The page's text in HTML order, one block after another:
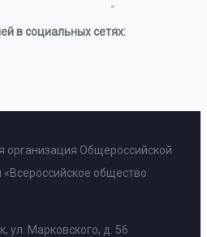
в социальных сетях:
организация Общероссийской
общество
ул. Марковского, д. 56